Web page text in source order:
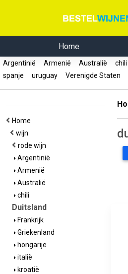
Home
Argentinië Armenië Australië chili
spanje
uruguay Verenigde Staten
Home
wijn
rode wijn
Argentinië
Armenië
Australië
chili
Duitsland
Frankrijk
Griekenland
hongarije
italië
kroatië